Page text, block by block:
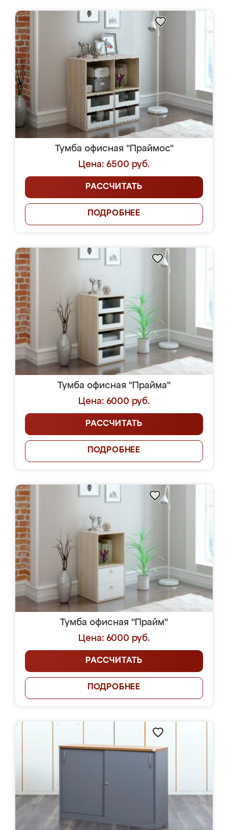
Тумба офисная "Праймос"
Цена: 6500 руб.
РАССЧИТАТЬ
ПОДРОБНЕЕ
Тумба офисная "Прайма"
Цена: 6000 руб.
РАССЧИТАТЬ
ПОДРОБНЕЕ
Тумба офисная "Прайм"
Цена: 6000 руб.
РАССЧИТАТЬ
ПОДРОБНЕЕ